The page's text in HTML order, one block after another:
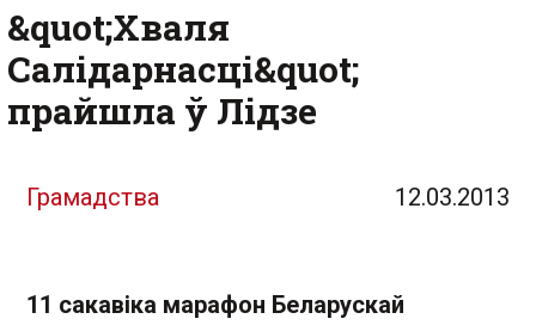
&quot;Хваля
Салідарнасці&quot;
прайшла ў Лідзе
Грамадства 12.03.2013
11 сакавіка марафон Беларускай